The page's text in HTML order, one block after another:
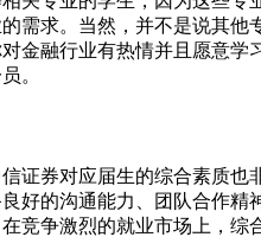
需求。当然，并不是说其他
金融行业有热情并且愿意学
。
证券对应届生的综合素质也
好的沟通能力、团队合作精
竞争激烈的就业市场上，综